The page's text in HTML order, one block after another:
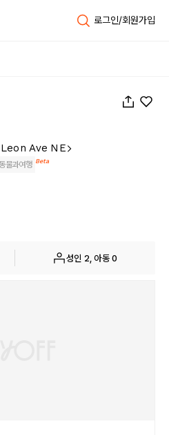
로그인/회원가입
Ave NE
물과여행 Beta
성인 2, 아동 0